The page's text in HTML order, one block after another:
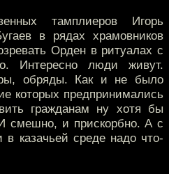
тамплиеров Игорь
в рядах храмовников
Орден в ритуалах с
Интересно люди живут.
обряды. Как и не было
которых предпринимались
гражданам ну хотя бы
смешно, и прискорбно. А с
казачьей среде надо что-